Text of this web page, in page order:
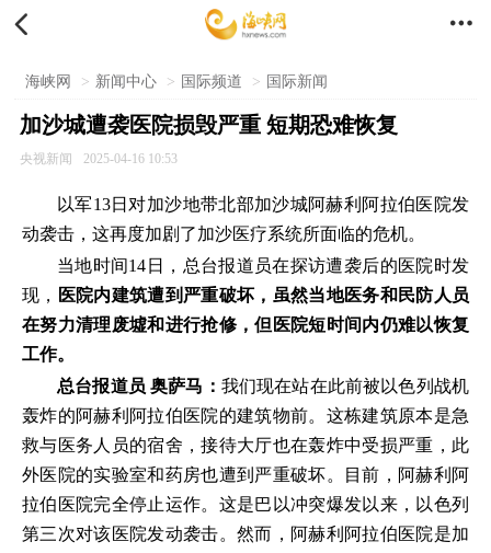
 
海峡网 > 新闻中心 > 国际频道 > 国际新闻
加沙城遭袭医院损毁严重 短期恐难恢复
央视新闻 2025-04-16 10:53
以军13日对加沙地带北部加沙城阿赫利阿拉伯医院发
动袭击，这再度加剧了加沙医疗系统所面临的危机。
当地时间14日，总台报道员在探访遭袭后的医院时发
现，
医院内建筑遭到严重破坏，虽然当地医务和民防人员
在努力清理废墟和进行抢修，但医院短时间内仍难以恢复
工作。
总台报道员 奥萨马： 我们现在站在此前被以色列战机
轰炸的阿赫利阿拉伯医院的建筑物前。这栋建筑原本是急
救与医务人员的宿舍，接待大厅也在轰炸中受损严重，此
外医院的实验室和药房也遭到严重破坏。目前，阿赫利阿
拉伯医院完全停止运作。这是巴以冲突爆发以来，以色列
第三次对该医院发动袭击。然而，阿赫利阿拉伯医院是加